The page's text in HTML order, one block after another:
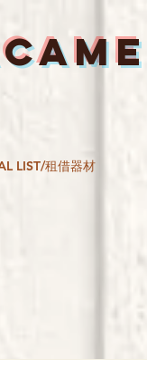
LIST/租借器材